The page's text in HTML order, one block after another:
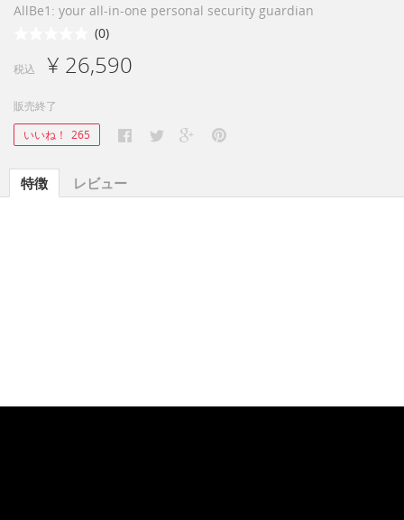
AllBe1: your all-in-one personal security guardian
(0)
税込 ¥ 26,590
販売終了
いいね！ 265
特徴 レビュー